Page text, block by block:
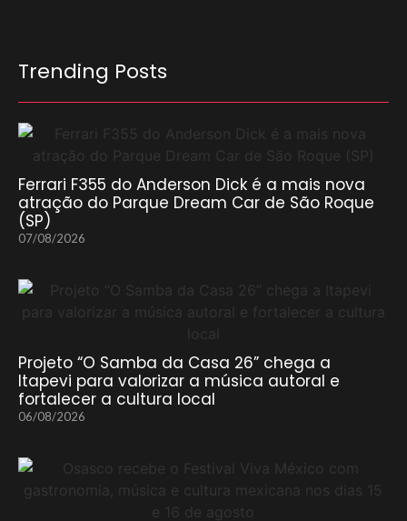
Trending Posts
Ferrari F355 do Anderson Dick é a mais nova
atração do Parque Dream Car de São Roque
(SP)
07/08/2026
Projeto “O Samba da Casa 26” chega a
Itapevi para valorizar a música autoral e
fortalecer a cultura local
06/08/2026